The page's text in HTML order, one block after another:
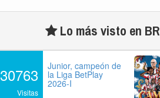
Lo más visto en BR
30763
Visitas
Junior, campeón de
la Liga BetPlay
2026-I